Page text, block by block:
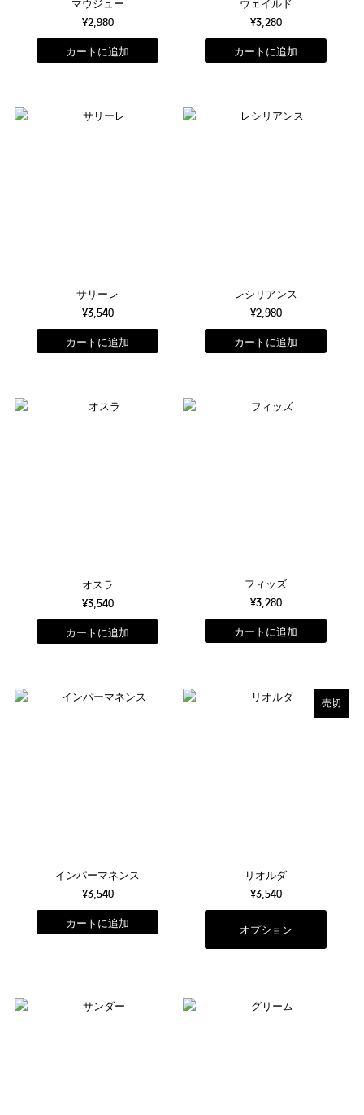
マウジュー
¥2,980
ウェイルド
¥3,280
サリーレ
¥3,540
レシリアンス
¥2,980
オスラ
¥3,540
フィッズ
¥3,280
インパーマネンス
¥3,540
売切
リオルダ
¥3,540
オプション